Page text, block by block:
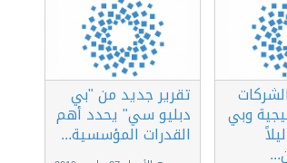
وبي
تقرير جديد من "بي
دبليو سي" يحدد أهم
القدرات المؤسسية...